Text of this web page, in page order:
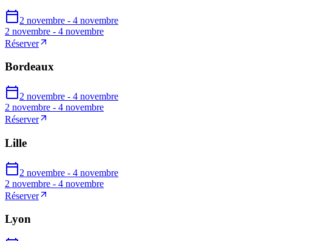
2 novembre - 4 novembre
2 novembre - 4 novembre
Réserver
Bordeaux
2 novembre - 4 novembre
2 novembre - 4 novembre
Réserver
Lille
2 novembre - 4 novembre
2 novembre - 4 novembre
Réserver
Lyon